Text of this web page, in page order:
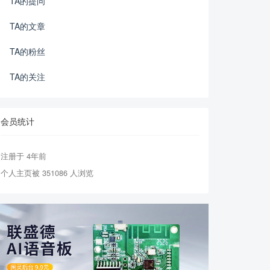
TA的文章
TA的粉丝
TA的关注
会员统计
注册于 4年前
个人主页被 351086 人浏览